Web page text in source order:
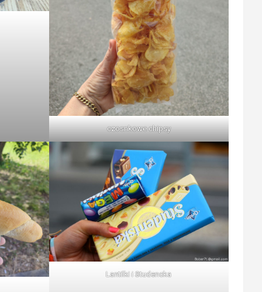
czosnkowe chipsy
Lantilki i Studencka